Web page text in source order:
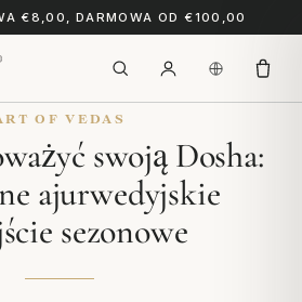
€8,00, DARMOWA OD €100,00
OF VEDAS
swoją Dosha:
ajurwedyjskie
sezonowe